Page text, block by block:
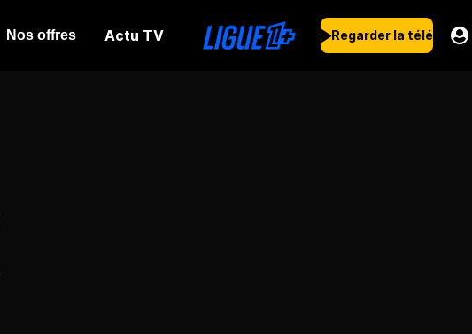
Nos offres Actu TV Regarder la télé